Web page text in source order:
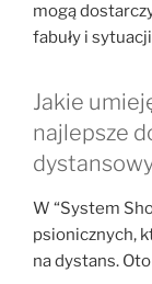
mogą
fabuły i
Jakie
najlepsze
W “System
psionicznych,
na dystans.